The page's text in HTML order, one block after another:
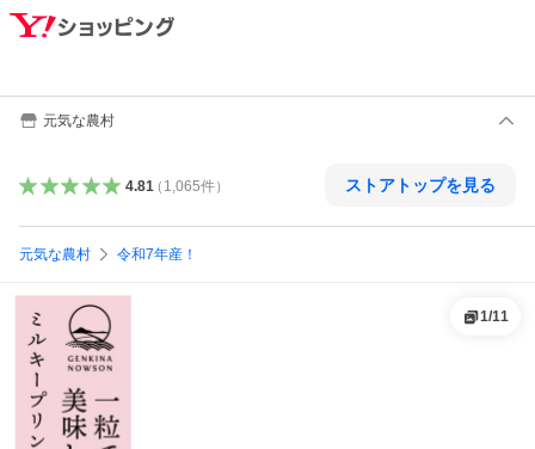
元気な農村
4.81（ 1,065件） ストアトップを見る
元気な農村 令和7年産！
1/11